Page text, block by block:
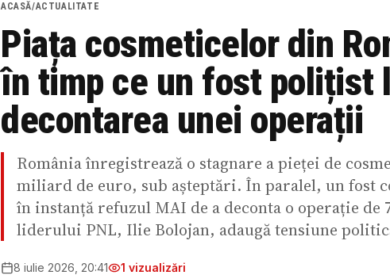
ACASĂ/ACTUALITATE
Piața cosmeticelor din
în timp ce un fost polițist
decontarea unei operații
România înregistrează o stagnare a pieței de
miliard de euro, sub așteptări. În paralel, un fost
în instanță refuzul MAI de a deconta o operație de
liderului PNL, Ilie Bolojan, adaugă tensiune
8 iulie 2026, 20:41 1 vizualizări